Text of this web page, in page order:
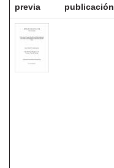
previa
publicación